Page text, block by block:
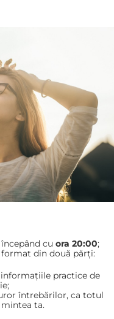
începând cu ora 20:00;
din două părți:
practice de
întrebărilor, ca totul
ta.